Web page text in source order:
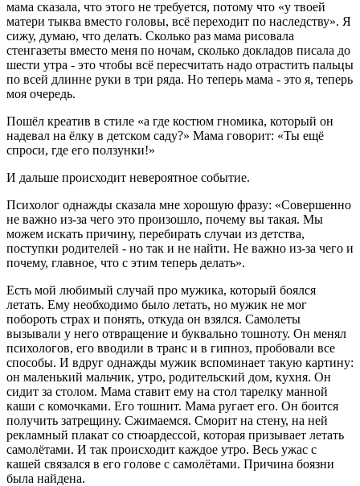
мама сказала, что этого не требуется, потому что «у твоей
матери тыква вместо головы, всё переходит по наследству». Я
сижу, думаю, что делать. Сколько раз мама рисовала
стенгазеты вместо меня по ночам, сколько докладов писала до
шести утра - это чтобы всё пересчитать надо отрастить пальцы
по всей длинне руки в три ряда. Но теперь мама - это я, теперь
моя очередь.
Пошёл креатив в стиле «а где костюм гномика, который он
надевал на ёлку в детском саду?» Мама говорит: «Ты ещё
спроси, где его ползунки!»
И дальше происходит невероятное событие.
Психолог однажды сказала мне хорошую фразу: «Совершенно
не важно из-за чего это произошло, почему вы такая. Мы
можем искать причину, перебирать случаи из детства,
поступки родителей - но так и не найти. Не важно из-за чего и
почему, главное, что с этим теперь делать».
Есть мой любимый случай про мужика, который боялся
летать. Ему необходимо было летать, но мужик не мог
побороть страх и понять, откуда он взялся. Самолеты
вызывали у него отвращение и буквально тошноту. Он менял
психологов, его вводили в транс и в гипноз, пробовали все
способы. И вдруг однажды мужик вспоминает такую картину:
он маленький мальчик, утро, родительский дом, кухня. Он
сидит за столом. Мама ставит ему на стол тарелку манной
каши с комочками. Его тошнит. Мама ругает его. Он боится
получить затрещину. Сжимаемся. Сморит на стену, на ней
рекламный плакат со стюардессой, которая призывает летать
самолётами. И так происходит каждое утро. Весь ужас с
кашей связался в его голове с самолётами. Причина боязни
была найдена.